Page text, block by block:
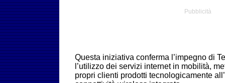
Pubblicità
Questa iniziativa conferma l’impegno di
l’utilizzo dei servizi internet in mobilità,
propri clienti prodotti tecnologicamente